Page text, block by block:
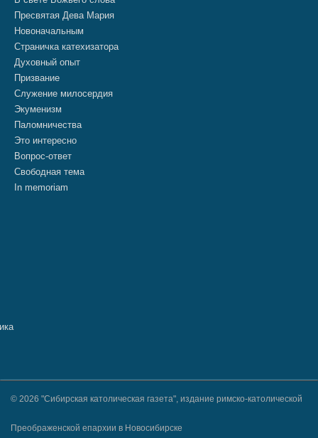
Пресвятая Дева Мария
Новоначальным
Страничка катехизатора
Духовный опыт
Призвание
Служение милосердия
Экуменизм
Паломничества
Это интересно
Вопрос-ответ
Свободная тема
In memoriam
© 2026 "Сибирская католическая газета", издание римско-католической
Преображенской епархии в Новосибирске